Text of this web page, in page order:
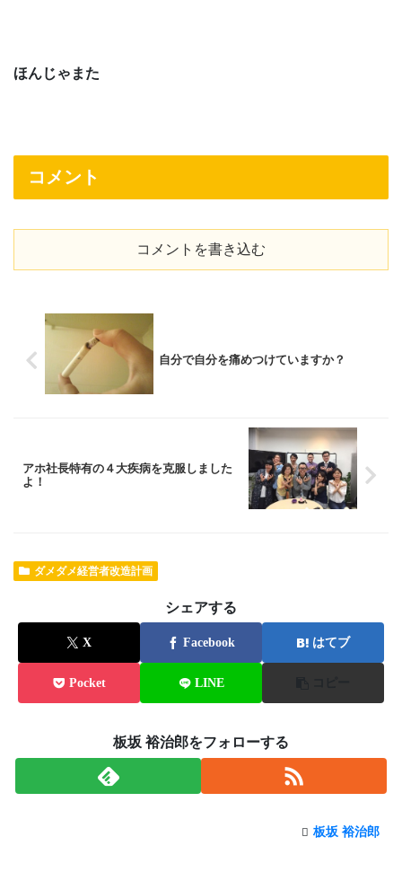
ほんじゃまた
コメント
コメントを書き込む
自分で自分を痛めつけていますか？
アホ社長特有の４大疾病を克服しました
よ！
ダメダメ経営者改造計画
シェアする
X Facebook はてブ
Pocket LINE
板坂 裕治郎をフォローする
板坂 裕治郎